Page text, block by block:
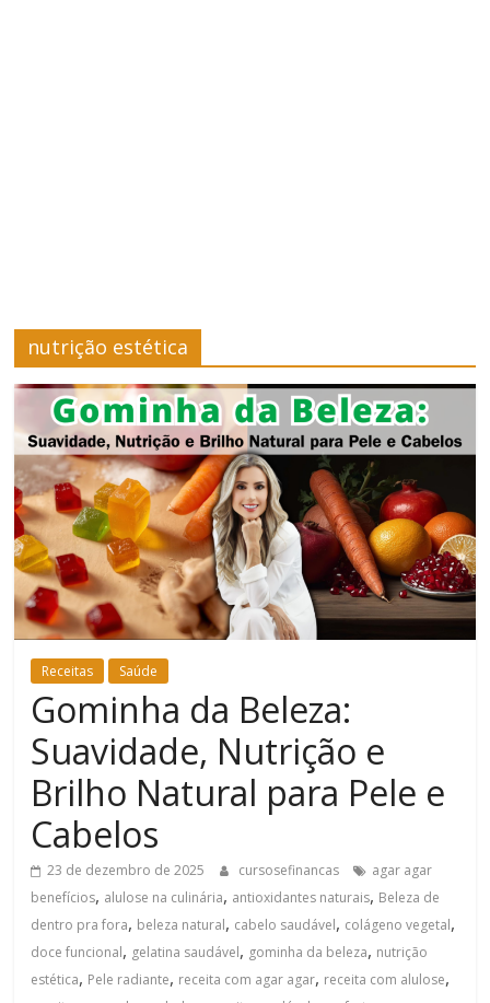
sobre
Cursos,
Finanças
Saúde
Bem-
Estar
nutrição estética
Receitas Saúde
Gominha da Beleza:
Suavidade, Nutrição e
Brilho Natural para Pele e
Cabelos
23 de dezembro de 2025 cursosefinancas
agar agar
benefícios, alulose na culinária, antioxidantes naturais, Beleza de
dentro pra fora, beleza natural, cabelo saudável, colágeno vegetal,
doce funcional, gelatina saudável, gominha da beleza, nutrição
estética, Pele radiante, receita com agar agar, receita com alulose,